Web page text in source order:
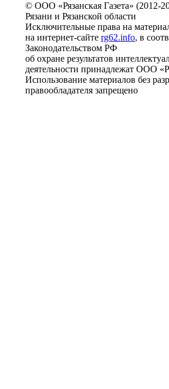
© ООО «Рязанская Газета» (2012-
Рязани и Рязанской области
Исключительные права на
на интернет-сайте rg62.info, в
Законодательством РФ
об охране результатов
деятельности принадлежат ООО
Использование материалов без
правообладателя запрещено